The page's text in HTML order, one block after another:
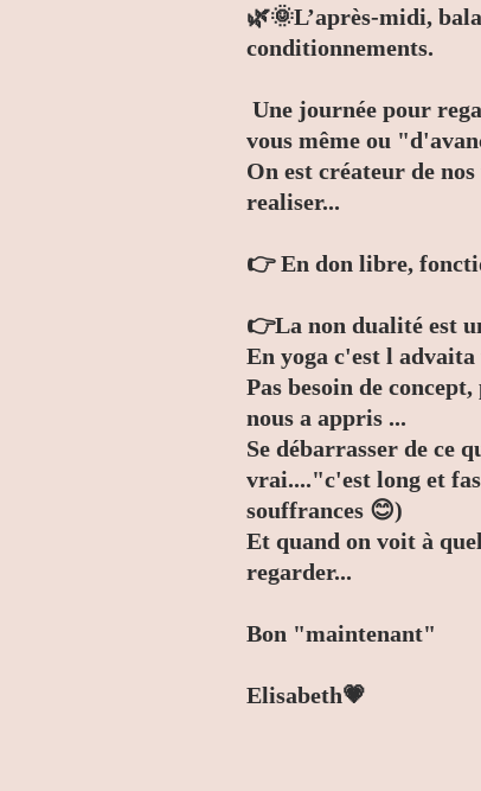
🌿🌞L’après-midi,
conditionnements.
Une journée pour
vous même ou
On est créateur de
realiser...
👉 En don libre,
👉La non dualité est
En yoga c'est l
Pas besoin de
nous a appris ...
Se débarrasser de ce
vrai...."c'est long et
souffrances 😊)
Et quand on voit à
regarder...
Bon "maintenant"
Elisabeth💗